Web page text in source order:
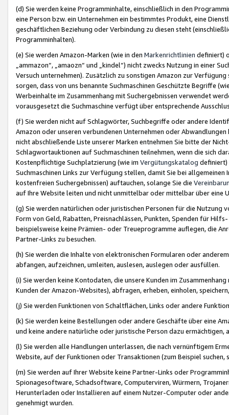
(d) Sie werden keine Programminhalte, einschließlich in den
eine Person bzw. ein Unternehmen ein bestimmtes Produkt, eine
geschäftlichen Beziehung oder Verbindung zu diesen steht
Programminhalten).
(e) Sie werden Amazon-Marken (wie in den Markenrichtlinien definiert)
„ammazon“, „amaozn“ und „kindel“) nicht zwecks Nutzung in einer
Versuch unternehmen). Zusätzlich zu sonstigen Amazon zur
sorgen, dass von uns benannte Suchmaschinen Geschützte Begriffe
Werbeinhalte im Zusammenhang mit Suchergebnissen verwendet
vorausgesetzt die Suchmaschine verfügt über entsprechende
(f) Sie werden nicht auf Schlagwörter, Suchbegriffe oder andere
Amazon oder unseren verbundenen Unternehmen oder
nicht abschließende Liste unserer Marken entnehmen Sie bitte der
Schlagwortauktionen auf Suchmaschinen teilnehmen, wenn die sich
Kostenpflichtige Suchplatzierung (wie im Vergütungskatalog definiert)
Suchmaschinen Links zur Verfügung stellen, damit Sie bei
kostenfreien Suchergebnissen) auftauchen, solange Sie die
auf Ihre Website leiten und nicht unmittelbar oder mittelbar über eine
(g) Sie werden natürlichen oder juristischen Personen für die Nutzung
Form von Geld, Rabatten, Preisnachlässen, Punkten, Spenden für
beispielsweise keine Prämien- oder Treueprogramme auflegen, die
Partner-Links zu besuchen.
(h) Sie werden die Inhalte von elektronischen Formularen oder
abfangen, aufzeichnen, umleiten, auslesen, auslegen oder ausfüllen.
(i) Sie werden keine Kontodaten, die unsere Kunden im
Kunden der Amazon-Websites), abfragen, erheben, einholen,
(j) Sie werden Funktionen von Schaltflächen, Links oder andere
(k) Sie werden keine Bestellungen oder andere Geschäfte über eine
und keine andere natürliche oder juristische Person dazu
(l) Sie werden alle Handlungen unterlassen, die nach vernünftigem
Website, auf der Funktionen oder Transaktionen (zum Beispiel
(m) Sie werden auf Ihrer Website keine Partner-Links oder
Spionagesoftware, Schadsoftware, Computerviren, Würmern,
Herunterladen oder Installieren auf einem Nutzer-Computer oder
genehmigt wurden.